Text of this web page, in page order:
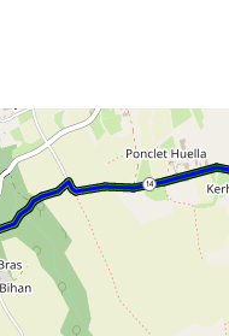
14